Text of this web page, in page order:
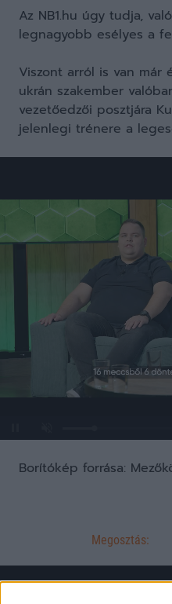
Az NB1.hu úgy tudja,
legnagyobb esélyes a
Viszont arról is van már
ukrán szakember
vezetőedzői posztjára
jelenlegi trénere a
0%
Borítókép forrása:
Megosztás: